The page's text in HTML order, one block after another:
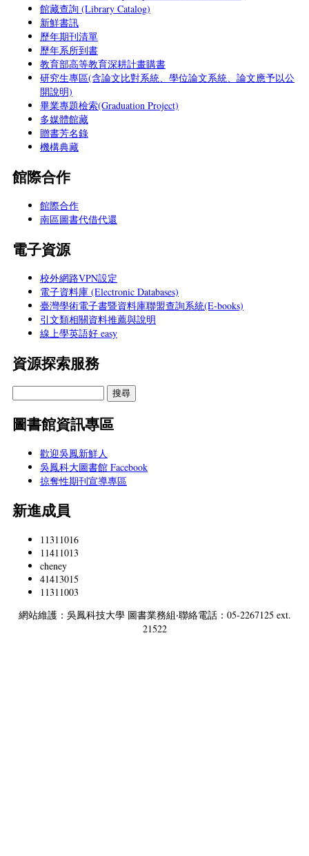
館藏查詢 (Library Catalog)
新鮮書訊
歷年期刊清單
歷年系所到書
教育部高等教育深耕計畫購書
研究生專區(含論文比對系統、學位論文系統、論文應予以公
開說明)
畢業專題檢索(Graduation Project)
多媒體館藏
贈書芳名錄
機構典藏
館際合作
館際合作
南區圖書代借代還
電子資源
校外網路VPN設定
電子資料庫 (Electronic Databases)
臺灣學術電子書暨資料庫聯盟查詢系統(E-books)
引文類相關資料推薦與說明
線上學英語好 easy
資源探索服務
圖書館資訊專區
歡迎吳鳳新鮮人
吳鳳科大圖書館 Facebook
掠奪性期刊宣導專區
新進成員
11311016
11411013
cheney
41413015
11311003
網站維護：吳鳳科技大學 圖書業務組‧聯絡電話：05-2267125 ext.
21522